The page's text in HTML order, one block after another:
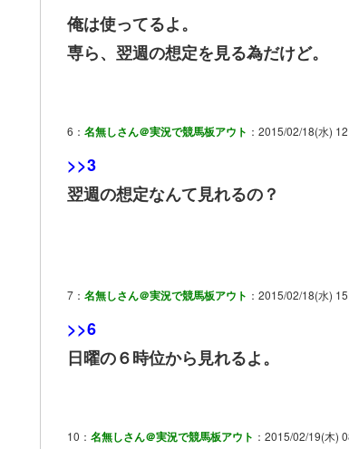
俺は使ってるよ。
専ら、翌週の想定を見る為だけど。
6： 名無しさん＠実況で競馬板アウト ：2015/02/18(水)
>>3
翌週の想定なんて見れるの？
7： 名無しさん＠実況で競馬板アウト ：2015/02/18(水)
>>6
日曜の６時位から見れるよ。
10： 名無しさん＠実況で競馬板アウト ：2015/02/19(木)